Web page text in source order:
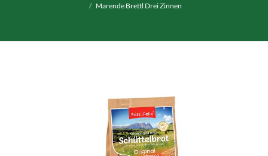
Marende Brettl Drei Zinnen